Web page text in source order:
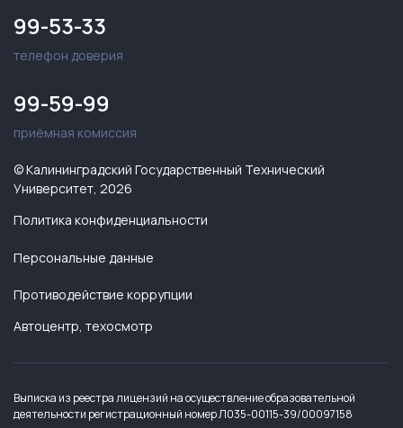
99-53-33
телефон доверия
99-59-99
приёмная комиссия
© Калининградский Государственный Технический
Университет, 2026
Политика конфиденциальности
Персональные данные
Противодействие коррупции
Автоцентр, техосмотр
Выписка из реестра лицензий на осуществление образовательной
деятельности регистрационный номер Л035-00115-39/00097158